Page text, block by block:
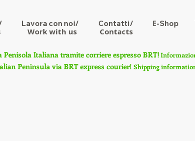
Lavora con noi/ Contatti/ E-Shop
Work with us Contacts
Italiana tramite corriere espresso BRT!
Peninsula via BRT express courier! Shipping